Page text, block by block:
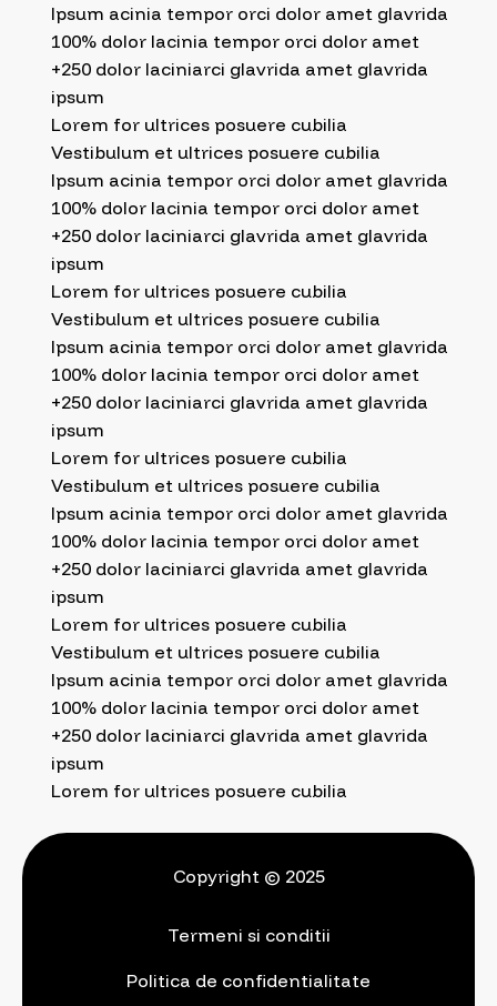
Ipsum acinia tempor orci dolor amet glavrida
100% dolor lacinia tempor orci dolor amet
+250 dolor laciniarci glavrida amet glavrida
ipsum
Lorem for ultrices posuere cubilia
Vestibulum et ultrices posuere cubilia
Ipsum acinia tempor orci dolor amet glavrida
100% dolor lacinia tempor orci dolor amet
+250 dolor laciniarci glavrida amet glavrida
ipsum
Lorem for ultrices posuere cubilia
Vestibulum et ultrices posuere cubilia
Ipsum acinia tempor orci dolor amet glavrida
100% dolor lacinia tempor orci dolor amet
+250 dolor laciniarci glavrida amet glavrida
ipsum
Lorem for ultrices posuere cubilia
Vestibulum et ultrices posuere cubilia
Ipsum acinia tempor orci dolor amet glavrida
100% dolor lacinia tempor orci dolor amet
+250 dolor laciniarci glavrida amet glavrida
ipsum
Lorem for ultrices posuere cubilia
Vestibulum et ultrices posuere cubilia
Ipsum acinia tempor orci dolor amet glavrida
100% dolor lacinia tempor orci dolor amet
+250 dolor laciniarci glavrida amet glavrida
ipsum
Lorem for ultrices posuere cubilia
Copyright © 2025
Termeni si conditii
Politica de confidentialitate